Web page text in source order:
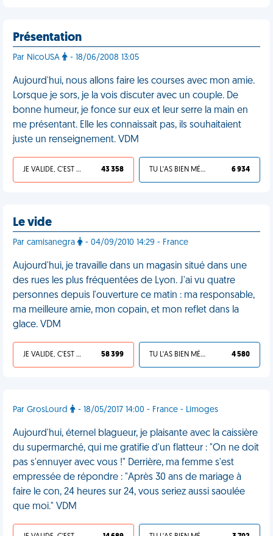
Présentation
Par NicoUSA - 18/06/2008 13:05
Aujourd'hui, nous allons faire les courses avec mon amie.
Lorsque je sors, je la vois discuter avec un couple. De
bonne humeur, je fonce sur eux et leur serre la main en
me présentant. Elle les connaissait pas, ils souhaitaient
juste un renseignement. VDM
JE VALIDE, C'EST UNE VDM 43 358 TU L'AS BIEN MÉRITÉ 6 934
Le vide
Par camisanegra - 04/09/2010 14:29 - France
Aujourd'hui, je travaille dans un magasin situé dans une
des rues les plus fréquentées de Lyon. J'ai vu quatre
personnes depuis l'ouverture ce matin : ma responsable,
ma meilleure amie, mon copain, et mon reflet dans la
glace. VDM
JE VALIDE, C'EST UNE VDM 58 399 TU L'AS BIEN MÉRITÉ 4 580
Par GrosLourd - 18/05/2017 14:00 - France - Limoges
Aujourd'hui, éternel blagueur, je plaisante avec la caissière
du supermarché, qui me gratifie d'un flatteur : "On ne doit
pas s'ennuyer avec vous !" Derrière, ma femme s'est
empressée de répondre : "Après 30 ans de mariage à
faire le con, 24 heures sur 24, vous seriez aussi saoulée
que moi." VDM